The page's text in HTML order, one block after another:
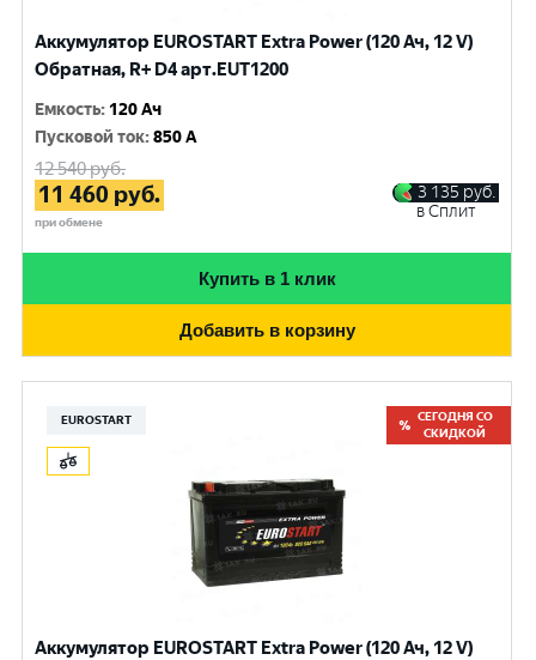
Аккумулятор EUROSTART Extra Power (120 Ач, 12 V)
Обратная, R+ D4 арт.EUT1200
Емкость: 120 Ач
Пусковой ток:850 A
12 540руб.
11 460 руб.
при обмене
3 135 руб.
в Сплит
Купить в 1 клик
Добавить в корзину
EUROSTART
СЕГОДНЯ СО
СКИДКОЙ
Аккумулятор EUROSTART Extra Power (120 Ач, 12 V)